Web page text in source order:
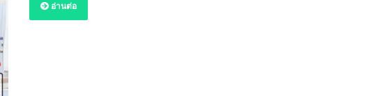
อ่านต่อ